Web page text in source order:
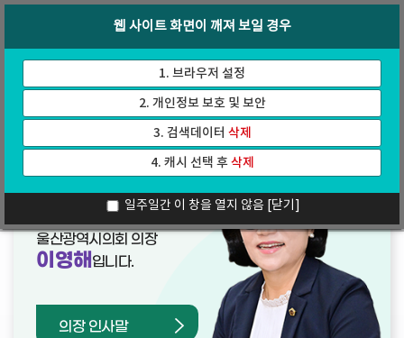
가
기
인터넷방송
웹 사이트 화면이 깨져 보일 경우
1. 브라우저 설정
2. 개인정보 보호 및 보안
3. 검색데이터 삭제
4. 캐시 선택 후삭제
일주일간 이 창을 열지 않음 [닫기]
열린의장실
울산광역시의회 의장
이영해 입니다.
의장 인사말